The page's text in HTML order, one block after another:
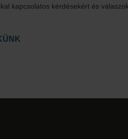
kapcsolatos kérdésekért és